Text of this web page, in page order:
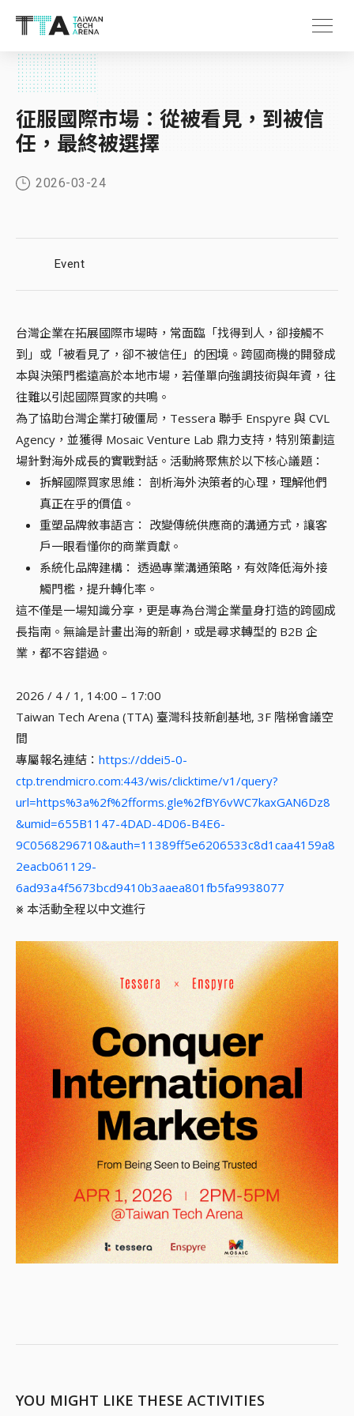
征服國際市場：從被看見，到被信
任，最終被選擇
2026-03-24
Event
台灣企業在拓展國際市場時，常面臨「找得到人，卻接觸不
到」或「被看見了，卻不被信任」的困境。跨國商機的開發成
本與決策門檻遠高於本地市場，若僅單向強調技術與年資，往
往難以引起國際買家的共鳴。
為了協助台灣企業打破僵局，Tessera 聯手 Enspyre 與 CVL
Agency，並獲得 Mosaic Venture Lab 鼎力支持，特別策劃這
場針對海外成長的實戰對話。活動將聚焦於以下核心議題：
拆解國際買家思維： 剖析海外決策者的心理，理解他們
真正在乎的價值。
重塑品牌敘事語言： 改變傳統供應商的溝通方式，讓客
戶一眼看懂你的商業貢獻。
系統化品牌建構： 透過專業溝通策略，有效降低海外接
觸門檻，提升轉化率。
這不僅是一場知識分享，更是專為台灣企業量身打造的跨國成
長指南。無論是計畫出海的新創，或是尋求轉型的 B2B 企
業，都不容錯過。
2026 / 4 / 1, 14:00 – 17:00
Taiwan Tech Arena (TTA) 臺灣科技新創基地, 3F 階梯會議空
間
專屬報名連結： https://ddei5-0-
ctp.trendmicro.com:443/wis/clicktime/v1/query?
url=https%3a%2f%2fforms.gle%2fBY6vWC7kaxGAN6Dz8
&umid=655B1147-4DAD-4D06-B4E6-
9C0568296710&auth=11389ff5e6206533c8d1caa4159a8
2eacb061129-
6ad93a4f5673bcd9410b3aaea801fb5fa9938077
⨳ 本活動全程以中文進行
YOU MIGHT LIKE THESE ACTIVITIES